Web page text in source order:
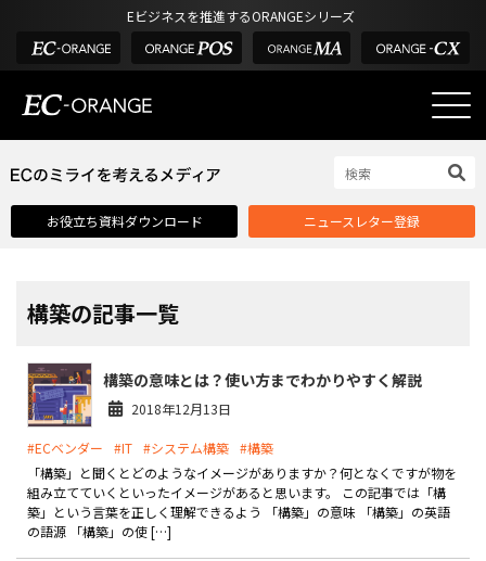
Eビジネスを推進するORANGEシリーズ
選ばれる理由
課題解決例
外部サービス連携
インフラ環境・サポート
費用
製品
お役立ち資料ダウンロード ニュースレター登録
構築の記事一覧
構築の意味とは？使い方までわかりやすく解説
2018年12月13日
#ECベンダー #IT #システム構築 #構築
「構築」と聞くとどのようなイメージがありますか？何となくですが物を
組み立てていくといったイメージがあると思います。 この記事では「構
築」という言葉を正しく理解できるよう 「構築」の意味 「構築」の英語
の語源 「構築」の使 […]